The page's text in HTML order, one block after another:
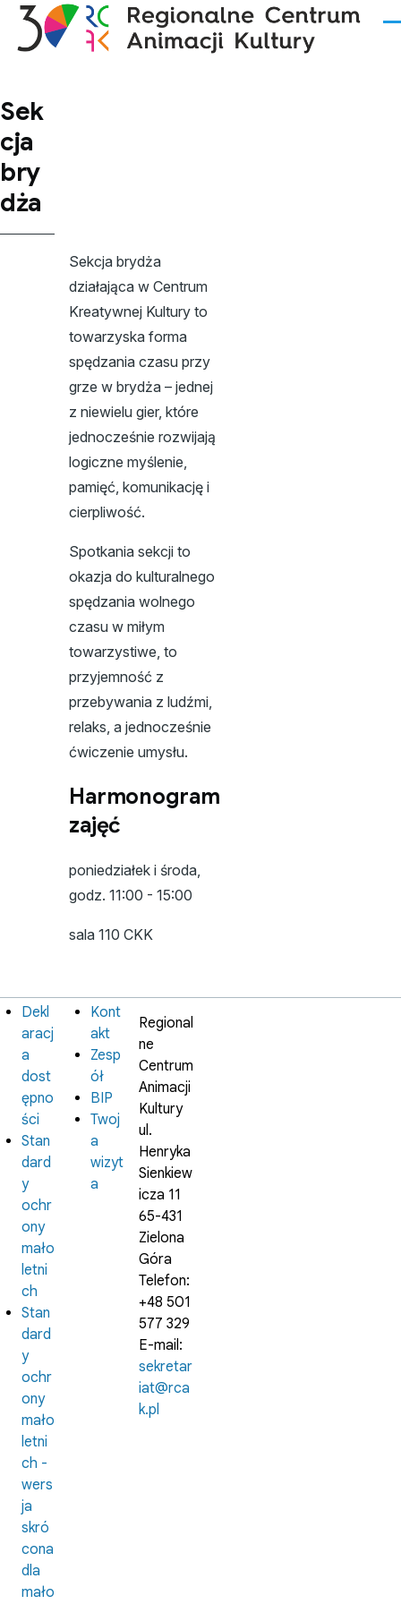
Przejdź do treści
Sek
cja
bry
dża
Sekcja brydża
działająca w Centrum
Kreatywnej Kultury to
towarzyska forma
spędzania czasu przy
grze w brydża – jednej
z niewielu gier, które
jednocześnie rozwijają
logiczne myślenie,
pamięć, komunikację i
cierpliwość.
Spotkania sekcji to
okazja do kulturalnego
spędzania wolnego
czasu w miłym
towarzystiwe, to
przyjemność z
przebywania z ludźmi,
relaks, a jednocześnie
ćwiczenie umysłu.
Harmonogram
zajęć
poniedziałek i środa,
godz. 11:00 - 15:00
sala 110 CKK
Informacje
prawne
Dekl
aracj
a
dost
ępno
ści
Stan
dard
y
ochr
ony
mało
letni
ch
Stan
dard
y
ochr
ony
mało
letni
ch -
wers
ja
skró
cona
dla
mało
Instytucja
Kont
akt
Zesp
ół
BIP
Twoj
a
wizyt
a
Regional
ne
Centrum
Animacji
Kultury
ul.
Henryka
Sienkiew
icza 11
65-431
Zielona
Góra
Telefon:
+48 501
577 329
E-mail:
sekretar
iat@rca
k.pl